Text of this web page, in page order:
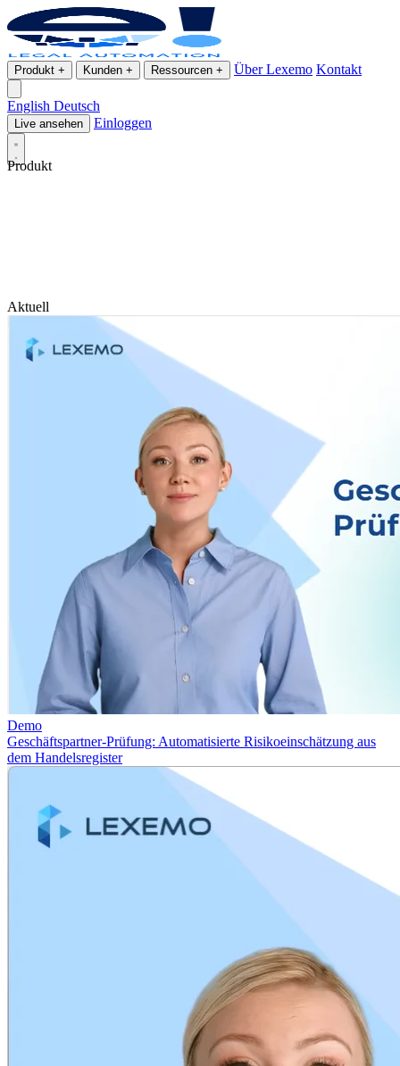
Produkt + Kunden + Ressourcen + Über Lexemo Kontakt
English Deutsch
Live ansehen Einloggen
Produkt
Aktuell